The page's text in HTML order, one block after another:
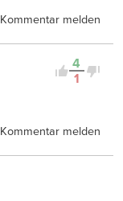
Kommentar melden
4
1
Kommentar melden